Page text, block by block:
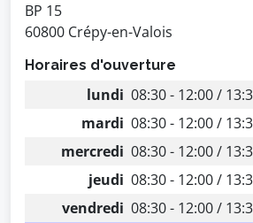
BP 15
60800 Crépy-en-Valois
Horaires d'ouverture
lundi 08:30 - 12:00 /
mardi 08:30 - 12:00 /
mercredi 08:30 - 12:00 /
jeudi 08:30 - 12:00 /
vendredi 08:30 - 12:00 /